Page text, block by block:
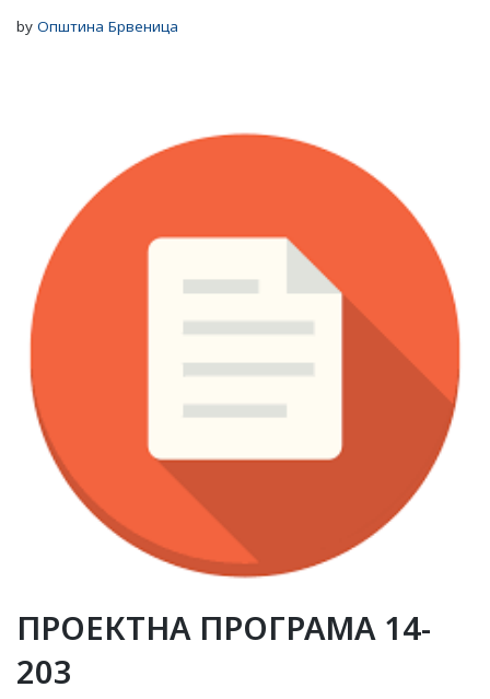
by Општина Брвеница
ПРОЕКТНА ПРОГРАМА 14-
203